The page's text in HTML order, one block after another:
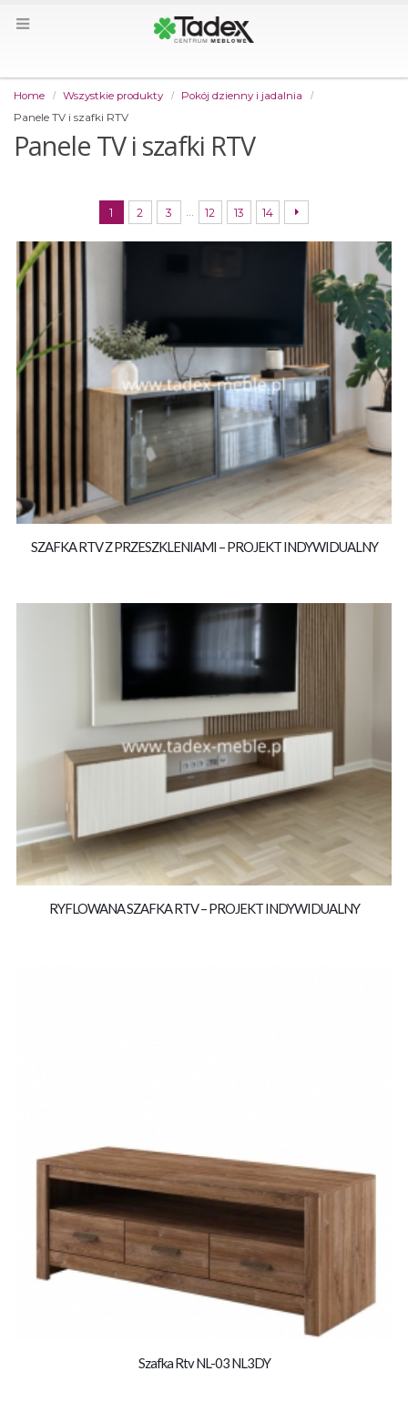
Home Wszystkie produkty
Pokój dzienny i jadalnia
Panele TV i szafki RTV
Panele TV i szafki RTV
1 2 3 12 13 14
SZAFKA RTV Z PRZESZKLENIAMI – PROJEKT INDYWIDUALNY
RYFLOWANA SZAFKA RTV – PROJEKT INDYWIDUALNY
Szafka Rtv NL-03 NL3DY